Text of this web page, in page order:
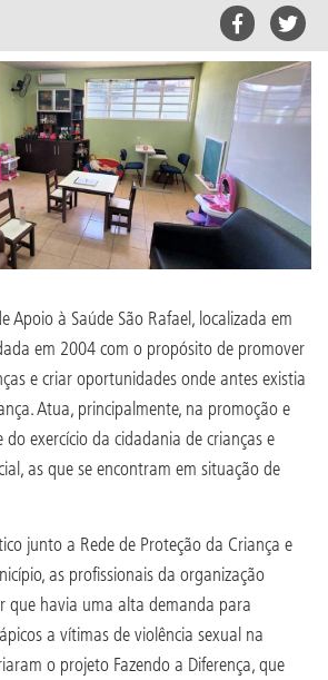
Apoio à Saúde São Rafael, localizada em
em 2004 com o propósito de promover
e criar oportunidades onde antes existia
Atua, principalmente, na promoção e
exercício da cidadania de crianças e
as que se encontram em situação de
junto a Rede de Proteção da Criança e
as profissionais da organização
que havia uma alta demanda para
a vítimas de violência sexual na
o projeto Fazendo a Diferença, que